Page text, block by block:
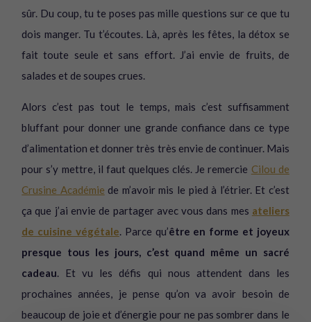
sûr. Du coup, tu te poses pas mille questions sur ce que tu
dois manger. Tu t’écoutes. Là, après les fêtes, la détox se
fait toute seule et sans effort. J’ai envie de fruits, de
salades et de soupes crues.
Alors c’est pas tout le temps, mais c’est suffisamment
bluffant pour donner une grande confiance dans ce type
d’alimentation et donner très très envie de continuer. Mais
pour s’y mettre, il faut quelques clés. Je remercie Cilou de
Crusine Académie de m’avoir mis le pied à l’étrier. Et c’est
ça que j’ai envie de partager avec vous dans mes ateliers
de cuisine végétale. Parce qu’être en forme et joyeux
presque tous les jours, c’est quand même un sacré
cadeau. Et vu les défis qui nous attendent dans les
prochaines années, je pense qu’on va avoir besoin de
beaucoup de joie et d’énergie pour ne pas sombrer dans le